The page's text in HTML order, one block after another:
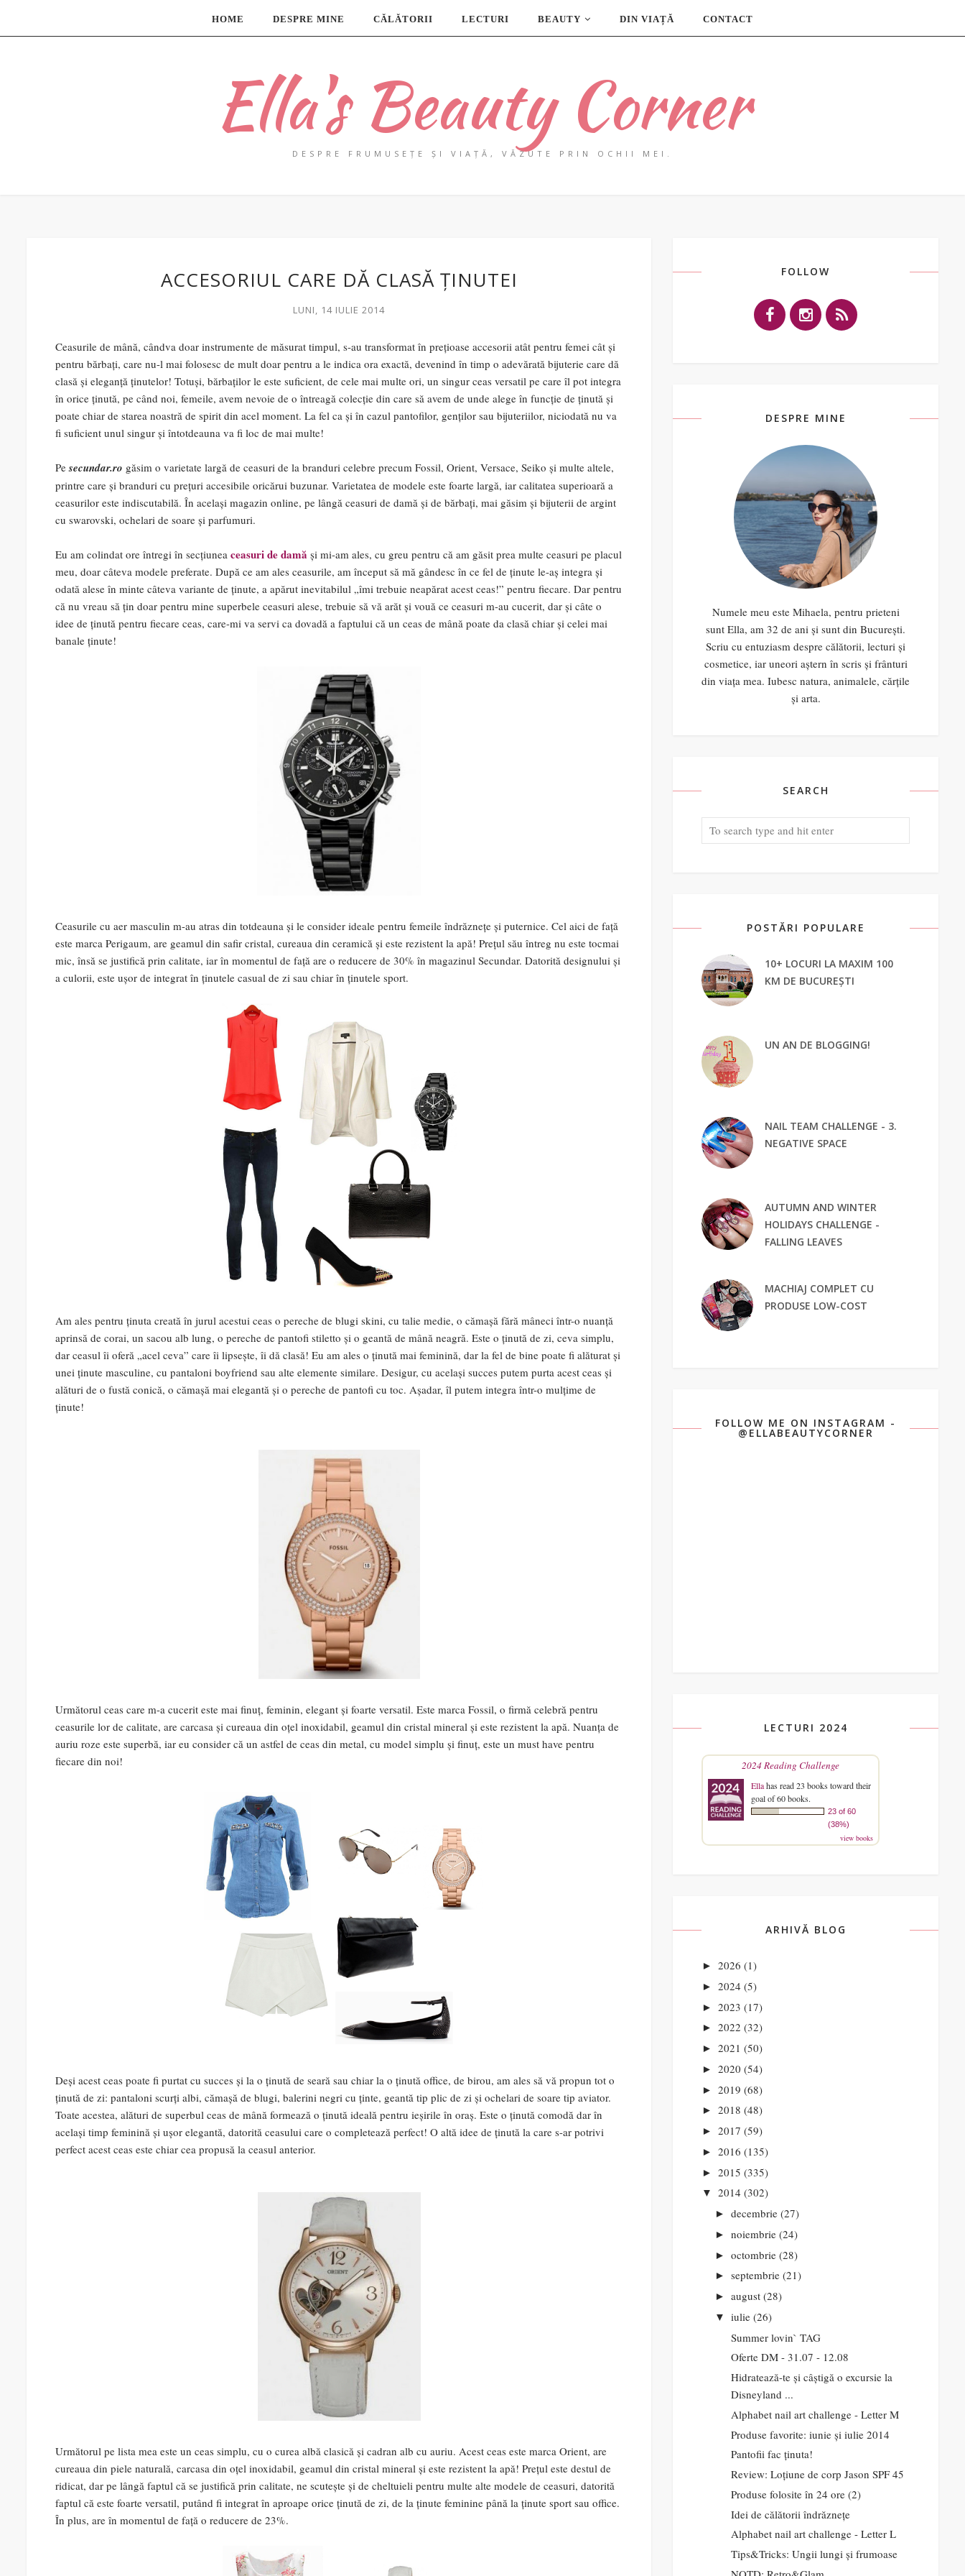
HOME DESPRE MINE CĂLĂTORII LECTURI BEAUTY DIN VIAȚĂ CONTACT
Ella's Beauty Corner
DESPRE FRUMUSEȚE ȘI VIAȚĂ, VĂZUTE PRIN OCHII MEI.
ACCESORIUL CARE DĂ CLASĂ ȚINUTEI
LUNI, 14 IULIE 2014
Ceasurile de mână, cândva doar instrumente de măsurat timpul, s-au transformat în prețioase accesorii atât pentru femei cât și
pentru bărbați, care nu-l mai folosesc de mult doar pentru a le indica ora exactă, devenind în timp o adevărată bijuterie care dă
clasă și eleganță ținutelor! Totuși, bărbaților le este suficient, de cele mai multe ori, un singur ceas versatil pe care îl pot integra
în orice ținută, pe când noi, femeile, avem nevoie de o întreagă colecție din care să avem de unde alege în funcție de ținută și
poate chiar de starea noastră de spirit din acel moment. La fel ca și în cazul pantofilor, genților sau bijuteriilor, niciodată nu va
fi suficient unul singur și întotdeauna va fi loc de mai multe!
Pesecundar.ro găsim o varietate largă de ceasuri de la branduri celebre precum Fossil, Orient, Versace, Seiko și multe altele,
printre care și branduri cu prețuri accesibile oricărui buzunar. Varietatea de modele este foarte largă, iar calitatea superioară a
ceasurilor este indiscutabilă. În același magazin online, pe lângă ceasuri de damă și de bărbați, mai găsim și bijuterii de argint
cu swarovski, ochelari de soare și parfumuri.
Eu am colindat ore întregi în secțiunea ceasuri de damă și mi-am ales, cu greu pentru că am găsit prea multe ceasuri pe placul
meu, doar câteva modele preferate. După ce am ales ceasurile, am început să mă gândesc în ce fel de ținute le-aș integra și
odată alese în minte câteva variante de ținute, a apărut inevitabilul „îmi trebuie neapărat acest ceas!” pentru fiecare. Dar pentru
că nu vreau să țin doar pentru mine superbele ceasuri alese, trebuie să vă arăt și vouă ce ceasuri m-au cucerit, dar și câte o
idee de ținută pentru fiecare ceas, care-mi va servi ca dovadă a faptului că un ceas de mână poate da clasă chiar și celei mai
banale ținute!
Ceasurile cu aer masculin m-au atras din totdeauna și le consider ideale pentru femeile îndrăznețe și puternice. Cel aici de față
este marca Perigaum, are geamul din safir cristal, cureaua din ceramică și este rezistent la apă! Prețul său întreg nu este tocmai
mic, însă se justifică prin calitate, iar în momentul de față are o reducere de 30% în magazinul Secundar. Datorită designului și
a culorii, este ușor de integrat în ținutele casual de zi sau chiar în ținutele sport.
Am ales pentru ținuta creată în jurul acestui ceas o pereche de blugi skini, cu talie medie, o cămașă fără mâneci într-o nuanță
aprinsă de corai, un sacou alb lung, o pereche de pantofi stiletto și o geantă de mână neagră. Este o ținută de zi, ceva simplu,
dar ceasul îi oferă „acel ceva” care îi lipsește, îi dă clasă! Eu am ales o ținută mai feminină, dar la fel de bine poate fi alăturat și
unei ținute masculine, cu pantaloni boyfriend sau alte elemente similare. Desigur, cu același succes putem purta acest ceas și
alături de o fustă conică, o cămașă mai elegantă și o pereche de pantofi cu toc. Așadar, îl putem integra într-o mulțime de
ținute!
Următorul ceas care m-a cucerit este mai finuț, feminin, elegant și foarte versatil. Este marca Fossil, o firmă celebră pentru
ceasurile lor de calitate, are carcasa și cureaua din oțel inoxidabil, geamul din cristal mineral și este rezistent la apă. Nuanța de
auriu roze este superbă, iar eu consider că un astfel de ceas din metal, cu model simplu și finuț, este un must have pentru
fiecare din noi!
Deși acest ceas poate fi purtat cu succes și la o ținută de seară sau chiar la o ținută office, de birou, am ales să vă propun tot o
ținută de zi: pantaloni scurți albi, cămașă de blugi, balerini negri cu ținte, geantă tip plic de zi și ochelari de soare tip aviator.
Toate acestea, alături de superbul ceas de mână formează o ținută ideală pentru ieșirile în oraș. Este o ținută comodă dar în
același timp feminină și ușor elegantă, datorită ceasului care o completează perfect! O altă idee de ținută la care s-ar potrivi
perfect acest ceas este chiar cea propusă la ceasul anterior.
Următorul pe lista mea este un ceas simplu, cu o curea albă clasică și cadran alb cu auriu. Acest ceas este marca Orient, are
cureaua din piele naturală, carcasa din oțel inoxidabil, geamul din cristal mineral și este rezistent la apă! Prețul este destul de
ridicat, dar pe lângă faptul că se justifică prin calitate, ne scutește și de cheltuieli pentru multe alte modele de ceasuri, datorită
faptul că este foarte versatil, putând fi integrat în aproape orice ținută de zi, de la ținute feminine până la ținute sport sau office.
În plus, are în momentul de față o reducere de 23%.
FOLLOW
DESPRE MINE
Numele meu este Mihaela, pentru prieteni
sunt Ella, am 32 de ani și sunt din București.
Scriu cu entuziasm despre călătorii, lecturi și
cosmetice, iar uneori aștern în scris și frânturi
din viața mea. Iubesc natura, animalele, cărțile
și arta.
SEARCH
POSTĂRI POPULARE
10+ LOCURI LA MAXIM 100
KM DE BUCUREȘTI
UN AN DE BLOGGING!
NAIL TEAM CHALLENGE - 3.
NEGATIVE SPACE
AUTUMN AND WINTER
HOLIDAYS CHALLENGE -
FALLING LEAVES
MACHIAJ COMPLET CU
PRODUSE LOW-COST
FOLLOW ME ON INSTAGRAM -
@ELLABEAUTYCORNER
LECTURI 2024
2024 Reading Challenge
Ellahas read 23 books toward their
goal of 60 books.
23 of 60
(38%)
view books
ARHIVĂ BLOG
► 2026 (1)
► 2024 (5)
► 2023 (17)
► 2022 (32)
► 2021 (50)
► 2020 (54)
► 2019 (68)
► 2018 (48)
► 2017 (59)
► 2016 (135)
► 2015 (335)
▼ 2014 (302)
► decembrie (27)
► noiembrie (24)
► octombrie (28)
► septembrie (21)
► august (28)
▼ iulie (26)
Summer lovin` TAG
Oferte DM - 31.07 - 12.08
Hidratează-te și câștigă o excursie la
Disneyland ...
Alphabet nail art challenge - Letter M
Produse favorite: iunie și iulie 2014
Pantofii fac ținuta!
Review: Loțiune de corp Jason SPF 45
Produse folosite în 24 ore (2)
Idei de călătorii îndrăznețe
Alphabet nail art challenge - Letter L
Tips&Tricks: Ungii lungi și frumoase